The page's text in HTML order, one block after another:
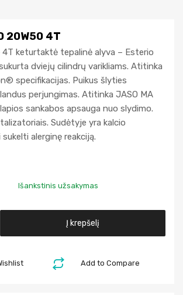
20W50 4T
4T keturtaktė tepalinė alyva – Esterio
dviejų cilindrų varikliams. Atitinka
specifikacijas. Puikus šlyties
perjungimas. Atitinka JASO MA
sankabos apsauga nuo slydimo.
Sudėtyje yra kalcio
alerginę reakciją.
Išankstinis užsakymas
Į krepšelį
Add to Compare